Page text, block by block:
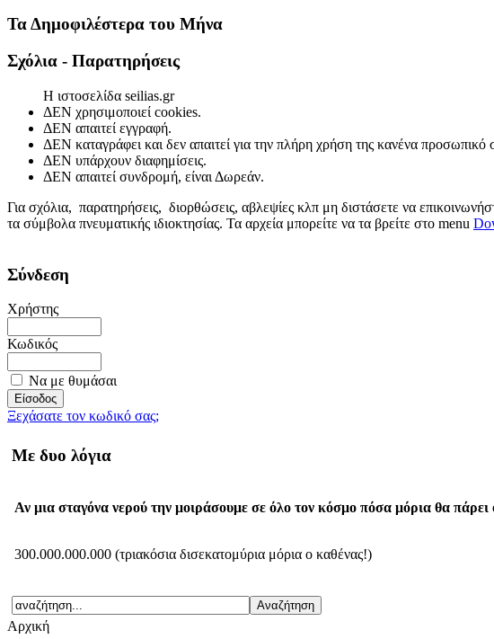
Τα Δημοφιλέστερα του Μήνα
Σχόλια - Παρατηρήσεις
Η ιστοσελίδα seilias.gr
ΔΕΝ χρησιμοποιεί cookies.
ΔΕΝ απαιτεί εγγραφή.
ΔΕΝ καταγράφει και δεν απαιτεί για την πλήρη χρήση της κανένα προσωπικό
ΔΕΝ υπάρχουν διαφημίσεις.
ΔΕΝ απαιτεί συνδρομή, είναι Δωρεάν.
Για σχόλια, παρατηρήσεις, διορθώσεις, αβλεψίες κλπ μη διστάσετε να
τα σύμβολα πνευματικής ιδιοκτησίας. Τα αρχεία μπορείτε να τα βρείτε στο menu
Σύνδεση
Χρήστης
Κωδικός
Να με θυμάσαι
Ξεχάσατε τον κωδικό σας;
Με δυο λόγια
Αν μια σταγόνα νερού την μοιράσουμε σε όλο τον κόσμο πόσα μόρια θα πάρει
300.000.000.000 (τριακόσια δισεκατομύρια μόρια ο καθένας!)
Αρχική